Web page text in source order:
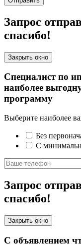
Запрос
спасибо!
Закрыть окно
Специалист по
наиболее
программу
Выберите наиболее
Без
С
Запрос
спасибо!
Закрыть окно
С объявлением